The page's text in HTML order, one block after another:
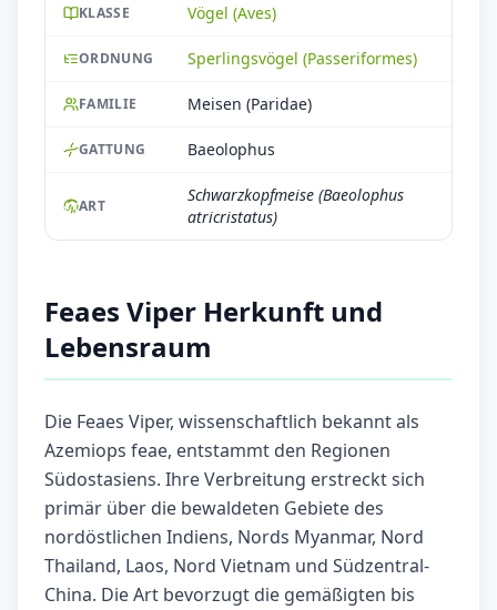
KLASSE Vögel (Aves)
ORDNUNG Sperlingsvögel (Passeriformes)
FAMILIE Meisen (Paridae)
GATTUNG Baeolophus
ART
Schwarzkopfmeise (Baeolophus
atricristatus)
Feaes Viper Herkunft und
Lebensraum
Die Feaes Viper, wissenschaftlich bekannt als
Azemiops feae, entstammt den Regionen
Südostasiens. Ihre Verbreitung erstreckt sich
primär über die bewaldeten Gebiete des
nordöstlichen Indiens, Nords Myanmar, Nord
Thailand, Laos, Nord Vietnam und Südzentral-
China. Die Art bevorzugt die gemäßigten bis